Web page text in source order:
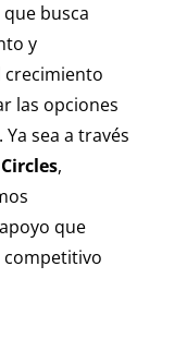
busca
y
crecimiento
las opciones
sea a través
,
que
competitivo